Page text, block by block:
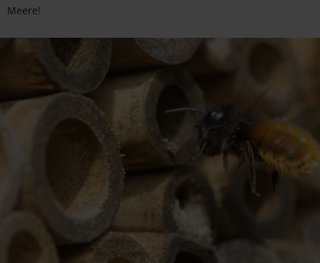
Meere!